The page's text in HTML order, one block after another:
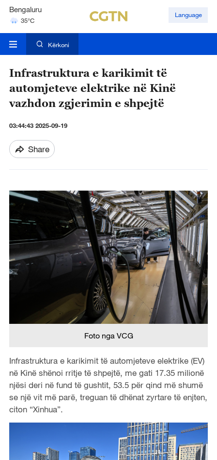
Bengaluru
35°C
Hyderabad
Language
Kërkoni
Infrastruktura e karikimit të
automjeteve elektrike në Kinë
vazhdon zgjerimin e shpejtë
03:44:43 2025-09-19
Share
Foto nga VCG
Infrastruktura e karikimit të automjeteve elektrike (EV)
në Kinë shënoi rritje të shpejtë, me gati 17.35 milionë
njësi deri në fund të gushtit, 53.5 për qind më shumë
se një vit më parë, treguan të dhënat zyrtare të enjten,
citon “Xinhua”.